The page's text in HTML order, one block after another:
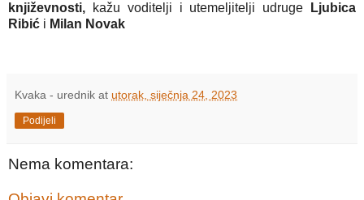
književnosti,
kažu voditelji i utemeljitelji udruge Ljubica
Ribić i Milan Novak
Kvaka - urednik at utorak, siječnja 24, 2023
Podijeli
Nema komentara: